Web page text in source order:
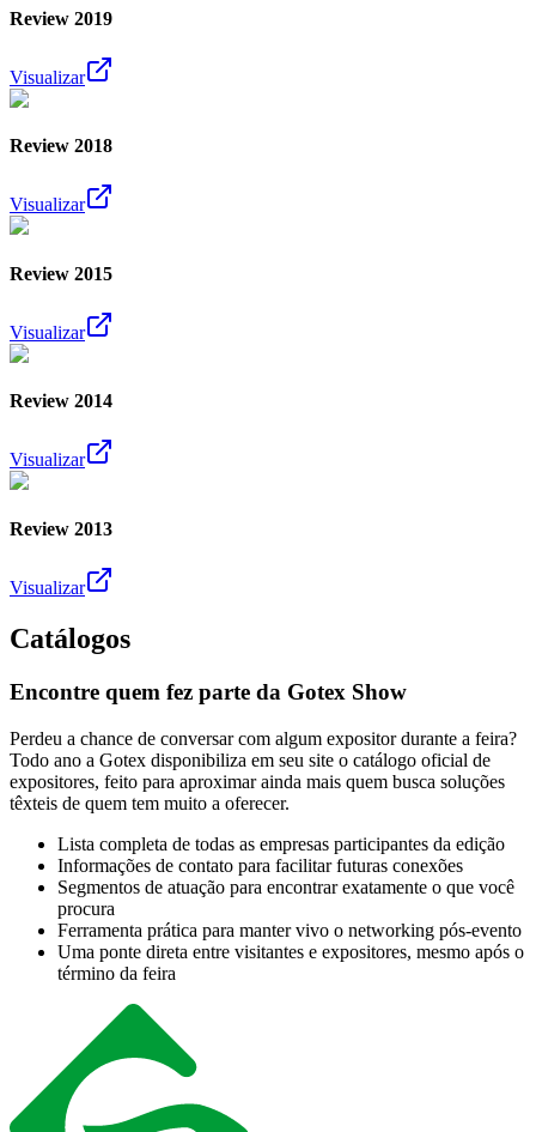
Review 2019
Visualizar
Review 2018
Visualizar
Review 2015
Visualizar
Review 2014
Visualizar
Review 2013
Visualizar
Catálogos
Encontre quem fez parte da Gotex Show
Perdeu a chance de conversar com algum expositor durante a feira?
Todo ano a Gotex disponibiliza em seu site o catálogo oficial de
expositores, feito para aproximar ainda mais quem busca soluções
têxteis de quem tem muito a oferecer.
Lista completa de todas as empresas participantes da edição
Informações de contato para facilitar futuras conexões
Segmentos de atuação para encontrar exatamente o que você
procura
Ferramenta prática para manter vivo o networking pós-evento
Uma ponte direta entre visitantes e expositores, mesmo após o
término da feira